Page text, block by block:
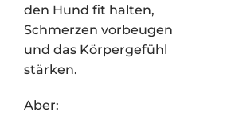
den Hund fit halten,
Schmerzen vorbeugen
und das Körpergefühl
stärken.
Aber: